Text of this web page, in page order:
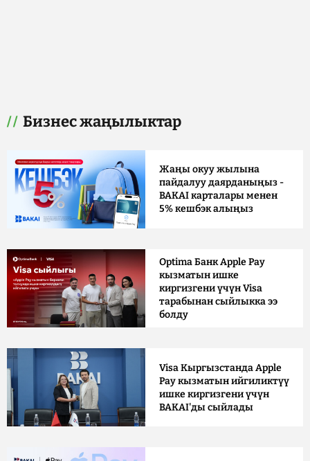
Бизнес жаңылыктар
Жаңы окуу жылына
пайдалуу даярданыңыз -
BAKAI карталары менен
5% кешбэк алыңыз
Optima Банк Apple Pay
кызматын ишке
киргизгени үчүн Visa
тарабынан сыйлыкка ээ
болду
Visa Кыргызстанда Apple
Pay кызматын ийгиликтүү
ишке киргизгени үчүн
BAKAI'ды сыйлады